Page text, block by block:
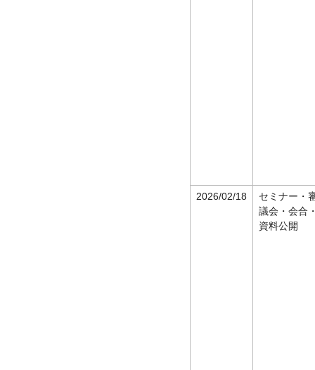
2026/02/18
セミナー・
議会・会合
資料公開